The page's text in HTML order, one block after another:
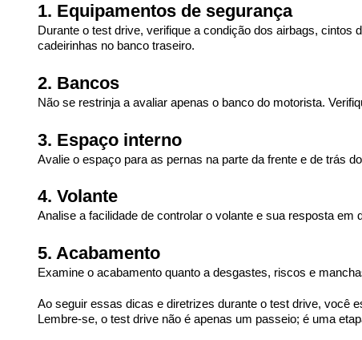
1. Equipamentos de segurança
Durante o test drive, verifique a condição dos airbags,
cadeirinhas no banco traseiro.
2. Bancos
Não se restrinja a avaliar apenas o banco do motorista.
3. Espaço interno
Avalie o espaço para as pernas na parte da frente e de trás
4. Volante
Analise a facilidade de controlar o volante e sua resposta
5. Acabamento
Examine o acabamento quanto a desgastes, riscos e
Ao seguir essas dicas e diretrizes durante o test drive, você
Lembre-se, o test drive não é apenas um passeio; é uma